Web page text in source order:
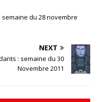
semaine du 28 novembre
NEXT
: semaine du 30
Novembre 2011